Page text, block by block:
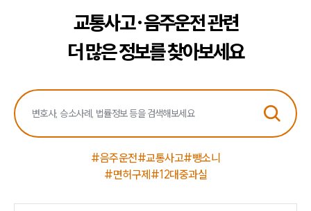
교통사고·음주운전 관련
더 많은 정보를 찾아보세요
#음주운전#교통사고#뺑소니
#면허구제 #12대중과실